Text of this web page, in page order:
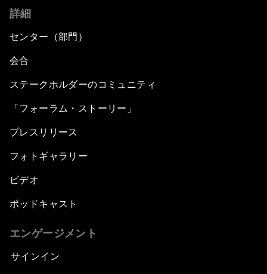
詳細
センター（部門）
会合
ステークホルダーのコミュニティ
「フォーラム・ストーリー」
プレスリリース
フォトギャラリー
ビデオ
ポッドキャスト
エンゲージメント
サインイン